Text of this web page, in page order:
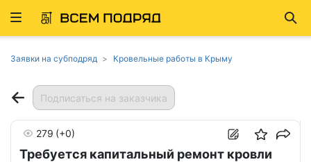
Развернуть
Заявки на субподряд Кровельные работы в Крыму
Подписаться на заказчика
Требуется капитальный ремонт кровли
279 (+0)